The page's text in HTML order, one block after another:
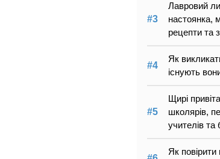
Лавровий
настоянка,
рецепти та
Як
існують
Щирі
школярів,
учителів та
Як